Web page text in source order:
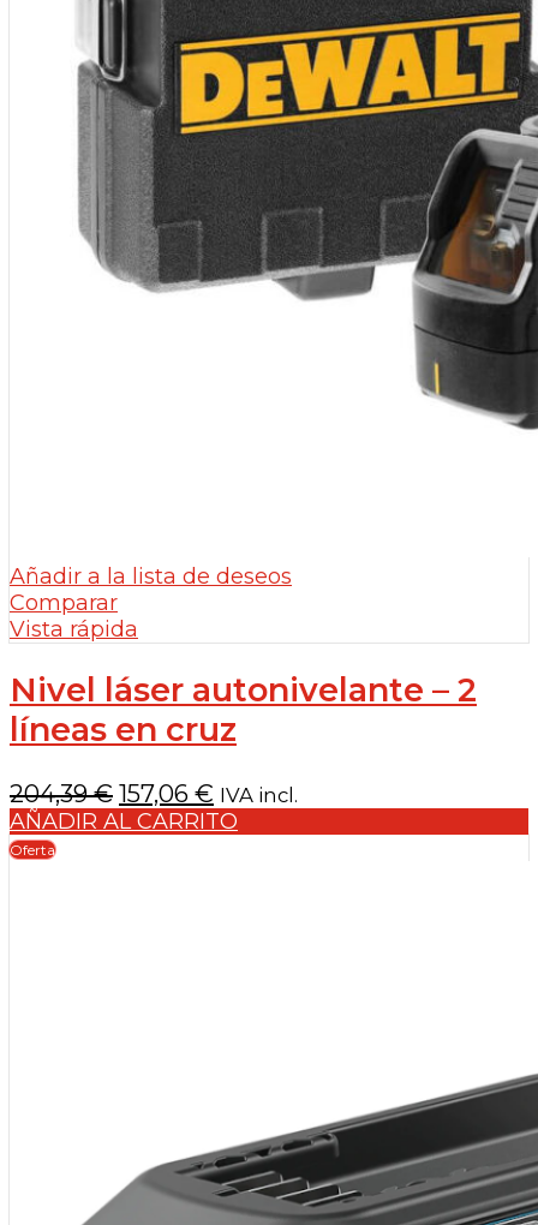
Añadir a la lista de deseos
Comparar
Vista rápida
Nivel láser autonivelante – 2
líneas en cruz
204,39€ El
precio
157,06 € El
precio
IVA incl.
AÑADIR AL CARRITO
Oferta